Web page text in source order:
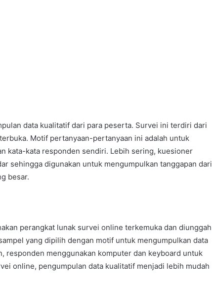
data kualitatif dari para peserta. Survei ini terdiri dari
Motif pertanyaan-pertanyaan ini adalah untuk
kata-kata responden sendiri. Lebih sering, kuesioner
sehingga digunakan untuk mengumpulkan tanggapan dari
besar.
perangkat lunak survei online terkemuka dan diunggah
yang dipilih dengan motif untuk mengumpulkan data
responden menggunakan komputer dan keyboard untuk
online, pengumpulan data kualitatif menjadi lebih mudah